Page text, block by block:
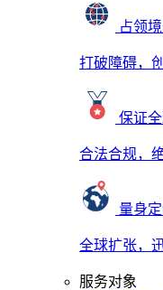
占领
打破障碍，
保证
合法合规，
量身
全球扩张，
服务对象